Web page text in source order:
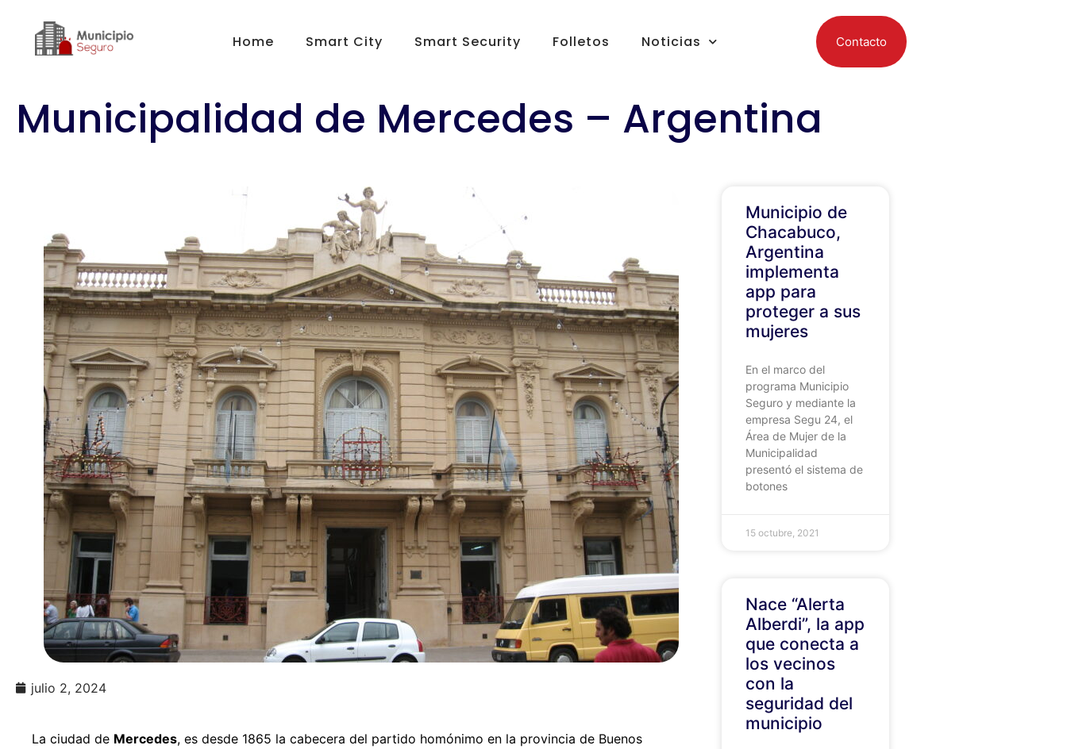
Home Smart City Smart Security Folletos Noticias Contacto
Municipalidad de Mercedes – Argentina
julio 2, 2024
La ciudad de Mercedes, es desde 1865 la cabecera del partido homónimo en la provincia de Buenos
Municipio de
Chacabuco,
Argentina
implementa
app para
proteger a sus
mujeres
En el marco del
programa Municipio
Seguro y mediante la
empresa Segu 24, el
Área de Mujer de la
Municipalidad
presentó el sistema de
botones
15 octubre, 2021
Nace “Alerta
Alberdi”, la app
que conecta a
los vecinos
con la
seguridad del
municipio